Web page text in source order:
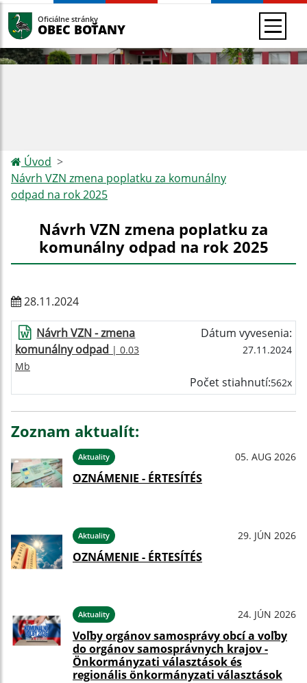
Oficiálne stránky
OBEC BOŤANY
Úvod
Návrh VZN zmena poplatku za komunálny
odpad na rok 2025
Návrh VZN zmena poplatku za
komunálny odpad na rok 2025
28.11.2024
Návrh VZN - zmena
komunálny odpad | 0.03
Mb
Dátum vyvesenia:
27.11.2024
Počet stiahnutí:562x
Zoznam aktualít:
Aktuality 05. AUG 2026
OZNÁMENIE - ÉRTESÍTÉS
Aktuality 29. JÚN 2026
OZNÁMENIE - ÉRTESÍTÉS
Aktuality 24. JÚN 2026
Voľby orgánov samosprávy obcí a voľby
do orgánov samosprávnych krajov -
Önkormányzati választások és
regionális önkormányzati választások